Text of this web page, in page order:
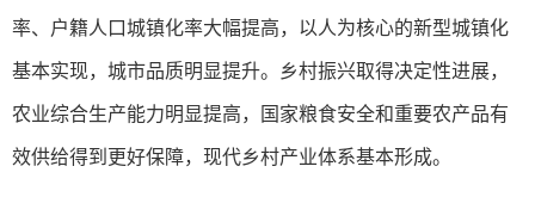
率、户籍人口城镇化率大幅提高，以人为核心的新型城镇化
基本实现，城市品质明显提升。乡村振兴取得决定性进展，
农业综合生产能力明显提高，国家粮食安全和重要农产品有
效供给得到更好保障，现代乡村产业体系基本形成。